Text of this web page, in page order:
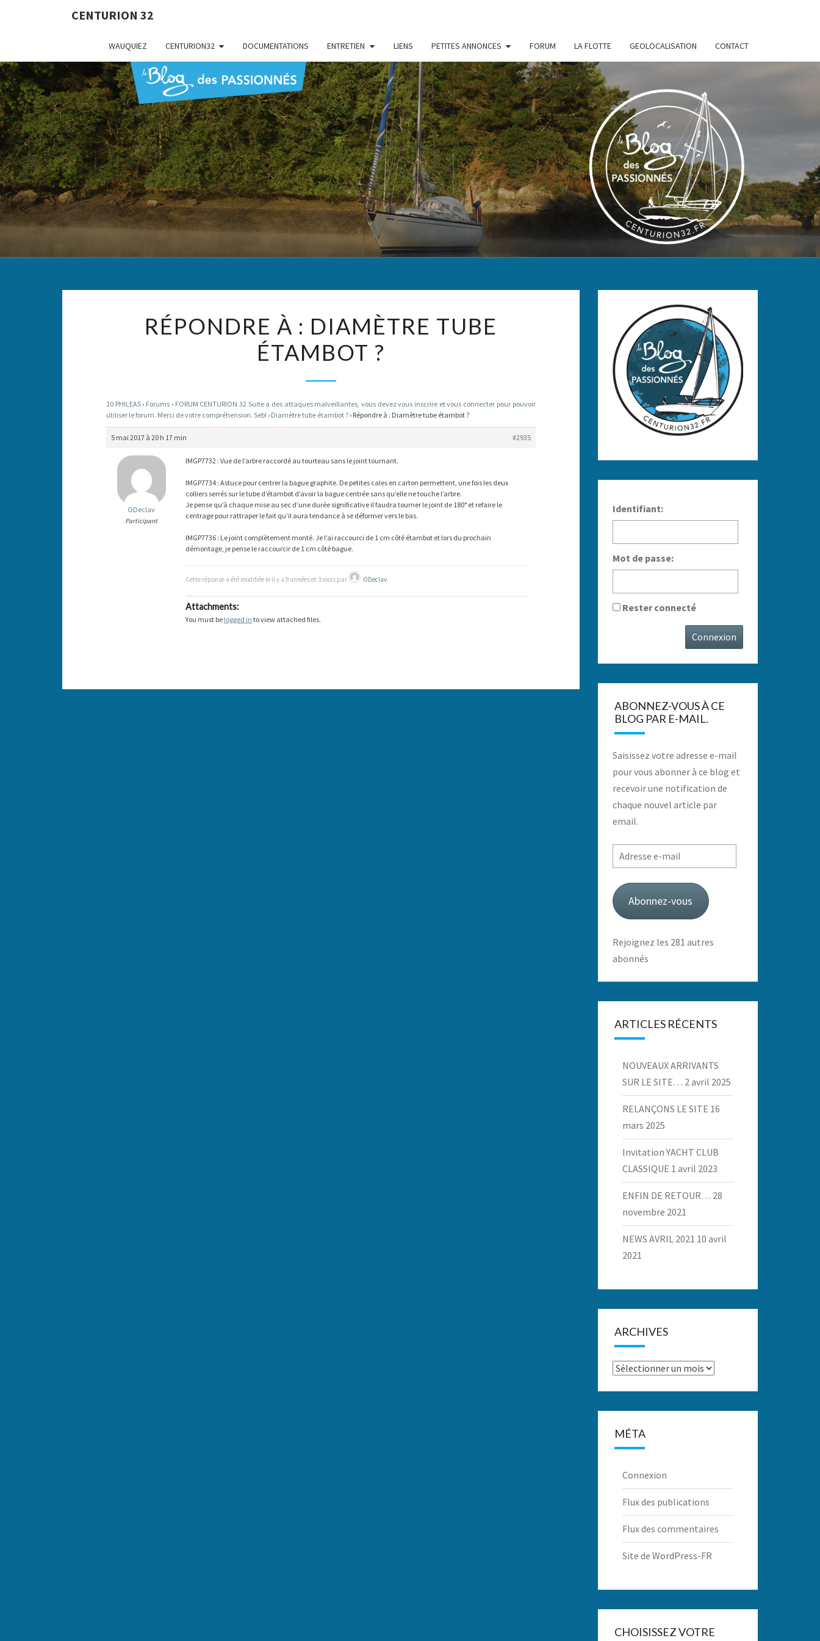
CENTURION 32
WAUQUIEZ CENTURION32 DOCUMENTATIONS ENTRETIEN LIENS PETITES ANNONCES FORUM LA FLOTTE GEOLOCALISATION CONTACT
CENTURION
32
Le Blog
Des
Passionnés
À :
DIAMÈTRE
TUBE
ÉTAMBOT
?
RÉPONDRE À : DIAMÈTRE TUBE
ÉTAMBOT ?
10 PHILEAS › Forums › FORUM CENTURION 32 Suite a des attaques malveillantes, vous devez vous inscrire et vous connecter pour pouvoir
utiliser le forum. Merci de votre compréhension. Seb! › Diamètre tube étambot ? › Répondre à : Diamètre tube étambot ?
5 mai 2017 à 20 h 17 min #2935
ODeclav
Participant
IMGP7732 : Vue de l’arbre raccordé au tourteau sans le joint tournant.
IMGP7734 : Astuce pour centrer la bague graphite. De petites cales en carton permettent, une fois les deux
colliers serrés sur le tube d’étambot d’avoir la bague centrée sans qu’elle ne touche l’arbre.
Je pense qu’à chaque mise au sec d’une durée significative il faudra tourner le joint de 180° et refaire le
centrage pour rattraper le fait qu’il aura tendance à se déformer vers le bas.
IMGP7736 : Le joint complètement monté. Je l’ai raccourci de 1 cm côté étambot et lors du prochain
démontage, je pense le raccourcir de 1 cm côté bague.
Cette réponse a été modifiée le il y a 9 années et 3 mois par ODeclav.
Attachments:
You must be logged in to view attached files.
Identifiant:
Mot de passe:
Rester connecté
Connexion
ABONNEZ-VOUS À CE
BLOG PAR E-MAIL.
Saisissez votre adresse e-mail
pour vous abonner à ce blog et
recevoir une notification de
chaque nouvel article par
email.
Adresse
e-
mail
Abonnez-vous
Rejoignez les 281 autres
abonnés
ARTICLES RÉCENTS
NOUVEAUX ARRIVANTS
SUR LE SITE… 2 avril 2025
RELANÇONS LE SITE 16
mars 2025
Invitation YACHT CLUB
CLASSIQUE 1 avril 2023
ENFIN DE RETOUR… 28
novembre 2021
NEWS AVRIL 2021 10 avril
2021
ARCHIVES
Archives
MÉTA
Connexion
Flux des publications
Flux des commentaires
Site de WordPress-FR
CHOISISSEZ VOTRE